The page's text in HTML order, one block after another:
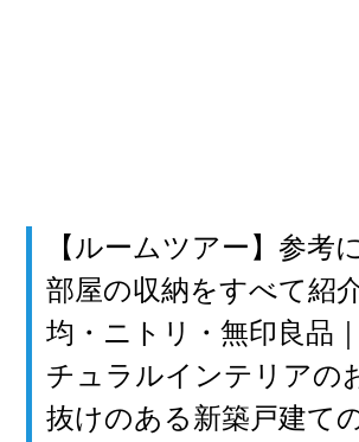
【ルームツアー】参考
部屋の収納をすべて紹
均・ニトリ・無印良品
チュラルインテリアの
抜けのある新築戸建て